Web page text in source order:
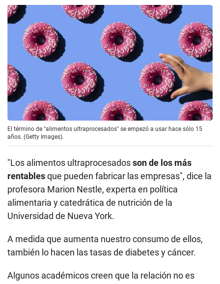
El término de "alimentos ultraprocesados" se empezó a usar hace sólo 15
años. (Getty Images).
"Los alimentos ultraprocesadosson de los más
rentablesque pueden fabricar las empresas", dice la
profesora Marion Nestle, experta en política
alimentaria y catedrática de nutrición de la
Universidad de Nueva York.
A medida que aumenta nuestro consumo de ellos,
también lo hacen las tasas de diabetes y cáncer.
Algunos académicos creen que la relación no es